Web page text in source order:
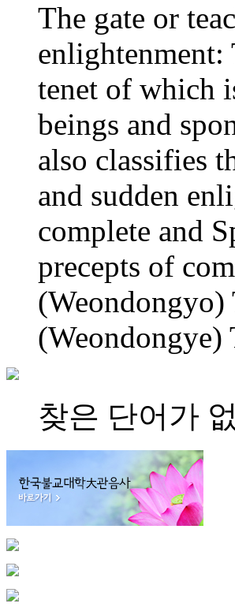
The gate or
enlightenment:
tenet of which
beings and
also classifies
and sudden
complete and
precepts of
(Weondongyo)
(Weondongye)
찾은 단어가